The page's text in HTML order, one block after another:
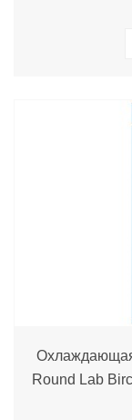
Охлаждающая
Round Lab